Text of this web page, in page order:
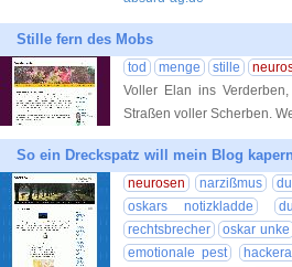
Stille fern des Mobs
tod menge stille
Voller Elan ins
Straßen voller Scherben.
So ein Dreckspatz will mein Blog kapern
neurosen narzißmus
oskars notizkladde
rechtsbrecher
oskar unke
emotionale pest